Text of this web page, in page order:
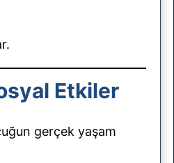
Etkiler
gerçek yaşam